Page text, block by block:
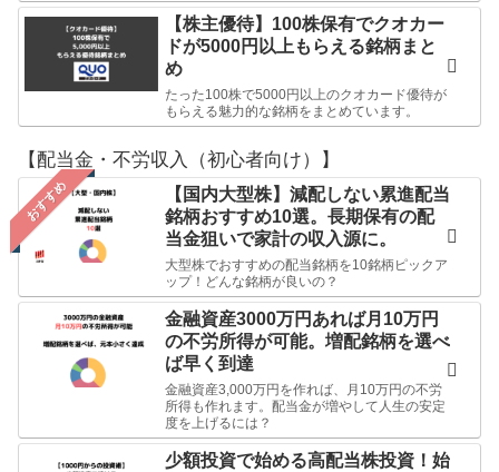
【株主優待】100株保有でクオカー
ドが5000円以上もらえる銘柄まと
め
たった100株で5000円以上のクオカード優待が
もらえる魅力的な銘柄をまとめています。
【配当金・不労収入（初心者向け）】
おすすめ
【国内大型株】減配しない累進配当
銘柄おすすめ10選。長期保有の配
当金狙いで家計の収入源に。
大型株でおすすめの配当銘柄を10銘柄ピックア
ップ！どんな銘柄が良いの？
金融資産3000万円あれば月10万円
の不労所得が可能。増配銘柄を選べ
ば早く到達
金融資産3,000万円を作れば、月10万円の不労
所得も作れます。配当金が増やして人生の安定
度を上げるには？
少額投資で始める高配当株投資！始